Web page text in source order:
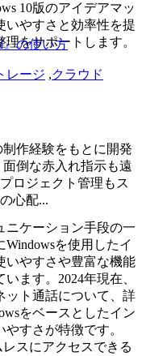
10版のアイデアマッ
いやすさと効率性を提
をサポートします。
ニケーション手段の一
を使用したイ
いやすさや豊富な機能
ます。2024年現在、
ット通話について、詳
をベースとしたイン
すさが特徴です。
スにアクセスできる
』の使い方
レージ ,クラウド
制作経験をもとに開発
倒な赤入れ指示も遠
ロジェクト管理もス
心配...